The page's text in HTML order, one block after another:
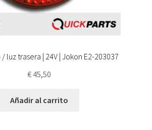
luz trasera | 24V | Jokon E2-203037
€45,50
Añadir al carrito